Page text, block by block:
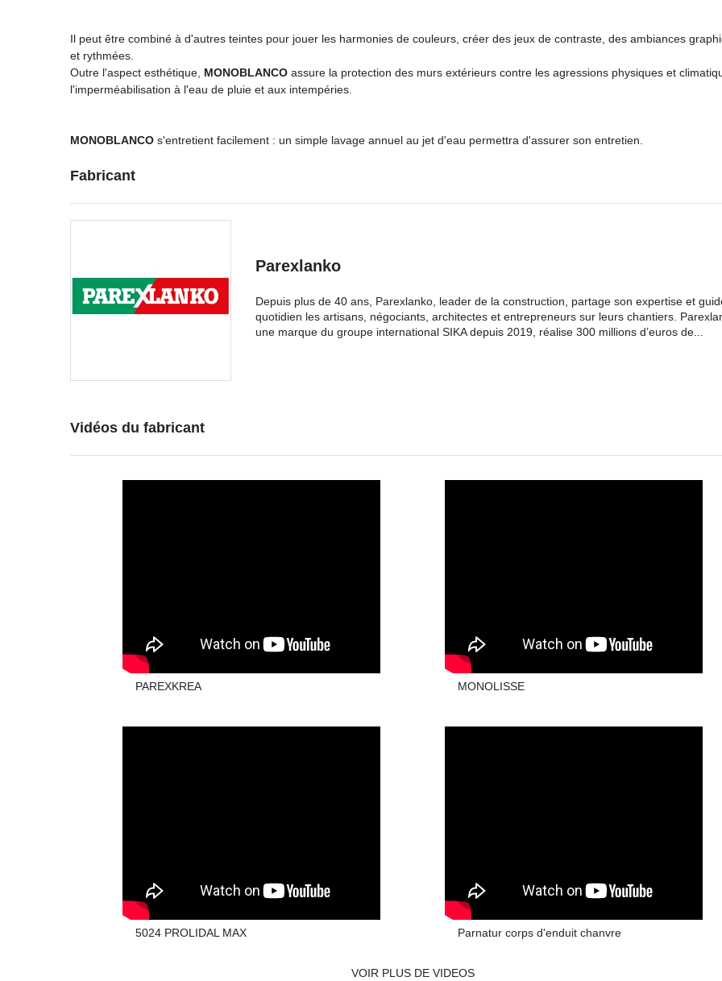
Il peut être combiné à d'autres teintes pour jouer les harmonies de couleurs, créer des jeux de contraste, des ambiances
et rythmées.
Outre l'aspect esthétique, MONOBLANCO assure la protection des murs extérieurs contre les agressions physiques et
l'imperméabilisation à l'eau de pluie et aux intempéries.
MONOBLANCO s'entretient facilement : un simple lavage annuel au jet d'eau permettra d'assurer son entretien.
Fabricant
Parexlanko
Depuis plus de 40 ans, Parexlanko, leader de la construction, partage son expertise et
quotidien les artisans, négociants, architectes et entrepreneurs sur leurs chantiers.
une marque du groupe international SIKA depuis 2019, réalise 300 millions d’euros de...
Vidéos du fabricant
PAREXKREA MONOLISSE
5024 PROLIDAL MAX Parnatur corps d'enduit chanvre
VOIR PLUS DE VIDEOS